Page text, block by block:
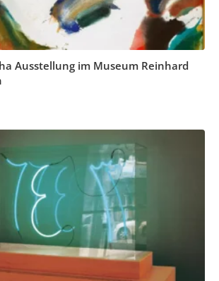
Ausstellung im Museum Reinhard